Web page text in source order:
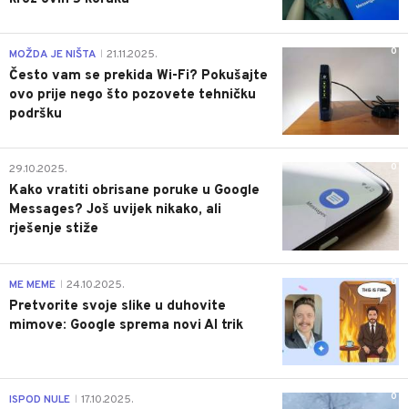
0
MOŽDA JE NIŠTA 21.11.2025.
Često vam se prekida Wi-Fi? Pokušajte
ovo prije nego što pozovete tehničku
podršku
0
29.10.2025.
Kako vratiti obrisane poruke u Google
Messages? Još uvijek nikako, ali
rješenje stiže
0
ME MEME 24.10.2025.
Pretvorite svoje slike u duhovite
mimove: Google sprema novi AI trik
0
ISPOD NULE 17.10.2025.